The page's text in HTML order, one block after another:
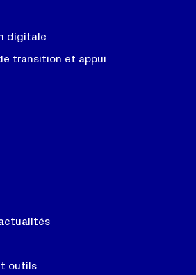
digitale
transition et appui
outils